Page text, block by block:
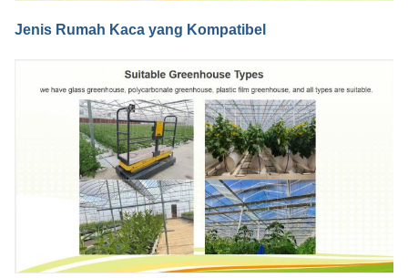
Jenis Rumah Kaca yang Kompatibel